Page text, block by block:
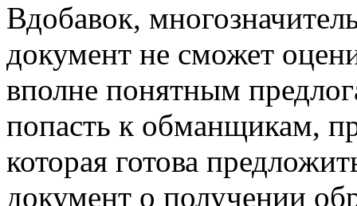
Вдобавок,
документ не сможет
вполне понятным
попасть к обманщикам,
которая готова
документ о получении